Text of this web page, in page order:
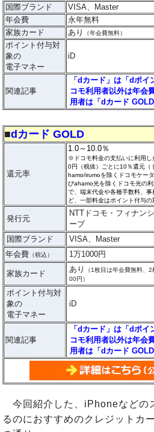
国際ブランド
VISA、Master
年会費
永年無料
家族カード
あり （年会費無料）
ポイント付与対
象の
電子マネー
iD
関連記事
「dカード」は「dポ
コモ利用者以外は年会
用者は「dカード
■dカード GOLD
還元率
1.0～10.0％
※ドコモ料金の支払いに利用し
0円（税抜）ごとに10％還元（
hamo/irumoを除くドコモケー
びahamo光を除くドコモ光の
で、端末代金や各種手数料、事
ど、一部料金はポイント付与の
発行元
NTTドコモ・フィナン
ープ
国際ブランド
VISA、Master
年会費 （税込） 1万1000円
家族カード あり
（1枚目は年会費無料、
00円）
ポイント付与対
象の
電子マネー
iD
関連記事
「dカード」は「dポ
コモ利用者以外は年会
用者は「dカード
今回紹介した、iPhoneなどの
るのにおすすめのクレジットカ